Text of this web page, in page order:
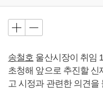
송철호 울산시장이 취임
초청해 앞으로 추진할
고 시정과 관련한 의견을